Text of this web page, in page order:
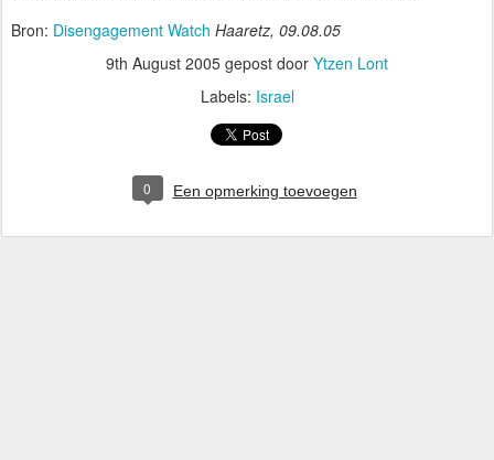
Bron: Disengagement Watch Haaretz, 09.08.05
9th August 2005 gepost door Ytzen Lont
Labels: Israel
0 Een opmerking toevoegen